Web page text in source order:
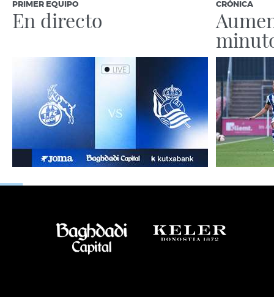
PRIMER EQUIPO
En directo
CRÓNICA